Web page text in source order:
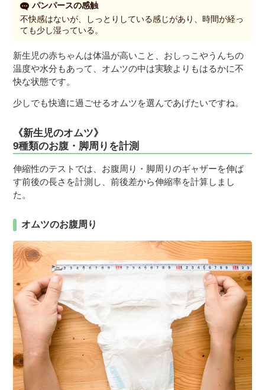
パンパースの感触
不快感はないが、しっとりしている感じがあり、時間が経っ
ても少し湿っている。
新生児の赤ちゃんは体温が高いこと、おしっこやうんちの
温度や水分もあって、オムツの中は実験よりもはるかに不
快な状態です。
少しでも快適に過ごせるオムツを選んであげたいですね。
《新生児のオムツ》
9種類のお腹・脚周りを計測
伸縮性のテストでは、お腹周り・脚周りのギャザーを伸ば
す前後の長さを計測し、前後差から伸縮率を計算しまし
た。
オムツのお腹周り